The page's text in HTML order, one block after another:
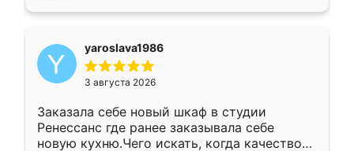
yaroslava1986
3 августа 2026
Заказала себе новый шкаф в студии
Ренессанс где ранее заказывала себе
новую кухню.Чего искать, когда качеством